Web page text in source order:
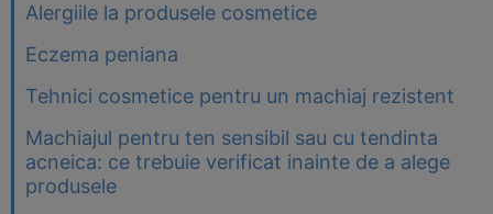
Alergiile la produsele cosmetice
Eczema peniana
Tehnici cosmetice pentru un machiaj rezistent
Machiajul pentru ten sensibil sau cu tendinta
acneica: ce trebuie verificat inainte de a alege
produsele